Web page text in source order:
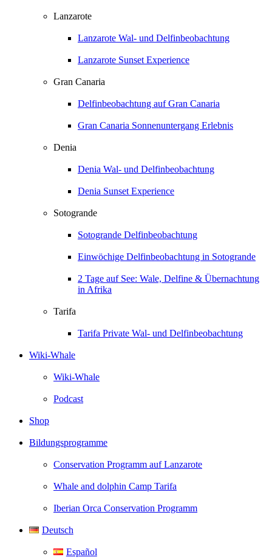
Lanzarote
Lanzarote Wal- und Delfinbeobachtung
Lanzarote Sunset Experience
Gran Canaria
Delfinbeobachtung auf Gran Canaria
Gran Canaria Sonnenuntergang Erlebnis
Denia
Denia Wal- und Delfinbeobachtung
Denia Sunset Experience
Sotogrande
Sotogrande Delfinbeobachtung
Einwöchige Delfinbeobachtung in Sotogrande
2 Tage auf See: Wale, Delfine & Übernachtung
in Afrika
Tarifa
Tarifa Private Wal- und Delfinbeobachtung
Wiki-Whale
Wiki-Whale
Podcast
Shop
Bildungsprogramme
Conservation Programm auf Lanzarote
Whale and dolphin Camp Tarifa
Iberian Orca Conservation Programm
Deutsch
Español